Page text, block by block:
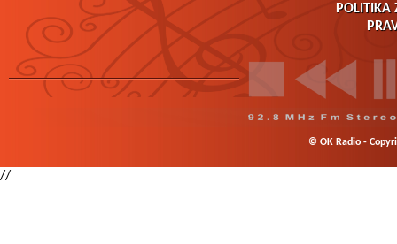
POLITIKA
© OK Radio -
//